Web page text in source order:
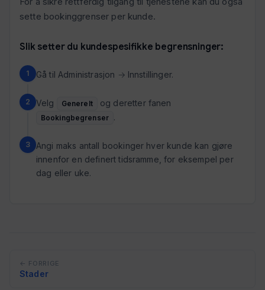
sette bookinggrenser per kunde.
Slik setter du kundespesifikke begrensninger:
Gå til Administrasjon → Innstillinger.
Velg Generelt og deretter fanen
Bookingbegrenser .
Angi maks antall bookinger hver kunde kan gjøre
innenfor en definert tidsramme, for eksempel per
dag eller uke.
← FORRIGE
Stader